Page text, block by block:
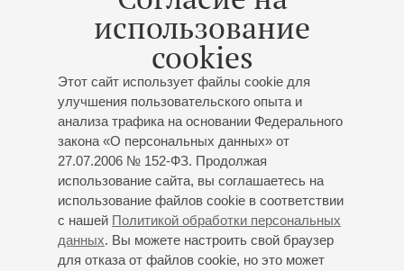
использование
cookies
Этот сайт использует файлы cookie для
улучшения пользовательского опыта и
анализа трафика на основании Федерального
закона «О персональных данных» от
27.07.2006 № 152-ФЗ. Продолжая
использование сайта, вы соглашаетесь на
использование файлов cookie в соответствии
с нашей Политикой обработки персональных
данных. Вы можете настроить свой браузер
для отказа от файлов cookie, но это может
Елизавета Белоусова- сопрано;
- тенор; Роман Вокуев- тенор;
Егор
- тенор;Олег Ромашин
Штраус
Кальман ,Оффенбах , Легар ;
Салливан